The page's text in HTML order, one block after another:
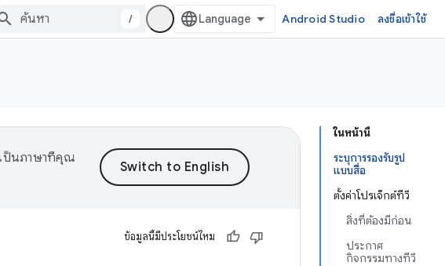
/ Android Studio ลงชื่อเข้าใช้
ในหน้านี้
ระบุการรองรับรูป
แบบสื่อ
ตั้งค่าโปรเจ็กต์ทีวี
สิ่งที่ต้องมีก่อน
ประกาศ
กิจกรรมทางทีวี
ป็นภาษาที่คุณ
ข้อมูลนี้มีประโยชน์ไหม